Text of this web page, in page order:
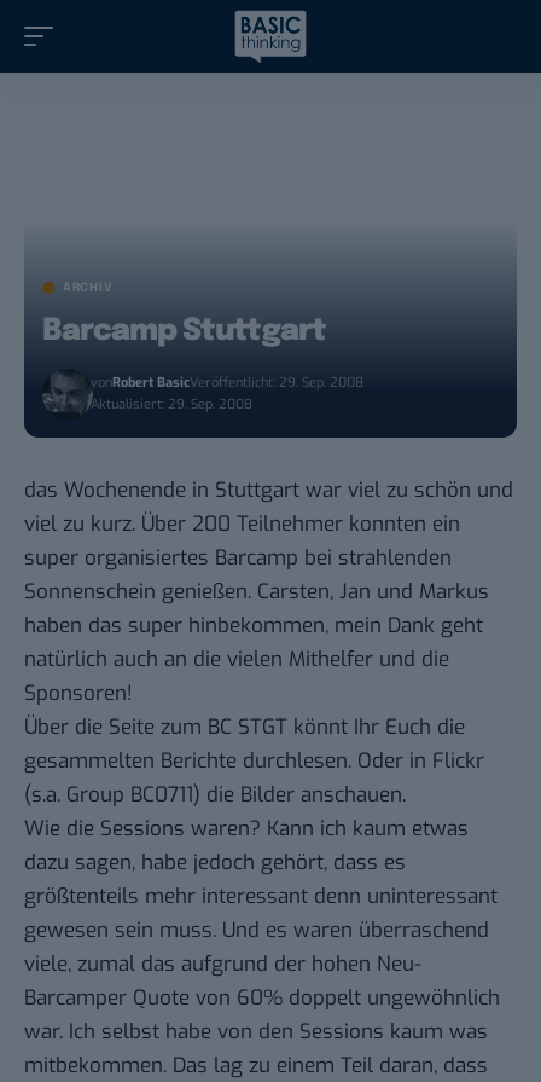
ARCHIV
Barcamp Stuttgart
vonRobert BasicVeröffentlicht: 29. Sep. 2008
Aktualisiert: 29. Sep. 2008
das Wochenende in Stuttgart war viel zu schön und
viel zu kurz. Über 200 Teilnehmer konnten ein
super organisiertes Barcamp bei strahlenden
Sonnenschein genießen. Carsten, Jan und Markus
haben das super hinbekommen, mein Dank geht
natürlich auch an die vielen Mithelfer und die
Sponsoren!
Über die Seite zum BC STGT könnt Ihr Euch die
gesammelten Berichte durchlesen. Oder in Flickr
(s.a. Group BC0711) die Bilder anschauen.
Wie die Sessions waren? Kann ich kaum etwas
dazu sagen, habe jedoch gehört, dass es
größtenteils mehr interessant denn uninteressant
gewesen sein muss. Und es waren überraschend
viele, zumal das aufgrund der hohen Neu-
Barcamper Quote von 60% doppelt ungewöhnlich
war. Ich selbst habe von den Sessions kaum was
mitbekommen. Das lag zu einem Teil daran, dass